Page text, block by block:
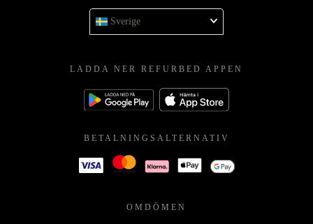
Sverige
LADDA NER REFURBED APPEN
BETALNINGSALTERNATIV
OMDÖMEN